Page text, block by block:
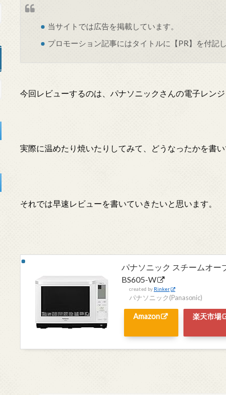
当サイトでは広告を掲載しています。
プロモーション記事にはタイトルに【PR】を付記
今回レビューするのは、パナソニックさんの電子レン
実際に温めたり焼いたりしてみて、どうなったかを書
それでは早速レビューを書いていきたいと思います。
パナソニック スチームオー
BS605-W
created by Rinker
パナソニック(Panasonic)
Amazon 楽天市場